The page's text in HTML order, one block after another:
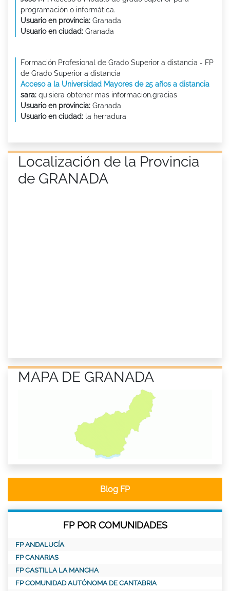
programación o informática.
Usuario en provincia: Granada
Usuario en ciudad: Granada
Formación Profesional de Grado Superior a distancia - FP
de Grado Superior a distancia
Acceso a la Universidad Mayores de 25 años a distancia
sara: quisiera obtener mas informacion.gracias
Usuario en provincia: Granada
Usuario en ciudad: la herradura
Localización de la Provincia
de GRANADA
MAPA DE GRANADA
Blog FP
FP POR COMUNIDADES
FP ANDALUCÍA
FP CANARIAS
FP CASTILLA LA MANCHA
FP COMUNIDAD AUTÓNOMA DE CANTABRIA